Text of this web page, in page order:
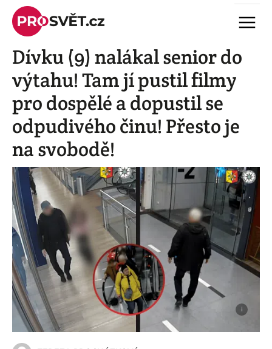
Skip
content
Menu
Dívku (9) nalákal senior do
výtahu! Tam jí pustil filmy
pro dospělé a dopustil se
odpudivého činu! Přesto je
na svobodě!
i